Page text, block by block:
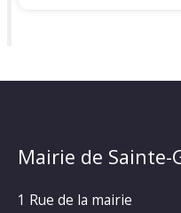
Mairie de Sainte-
1 Rue de la mairie